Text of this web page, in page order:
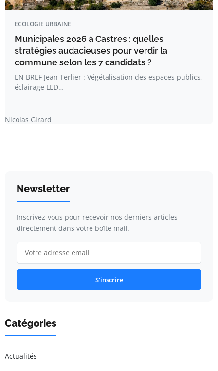
ÉCOLOGIE URBAINE
Municipales 2026 à Castres : quelles
stratégies audacieuses pour verdir la
commune selon les 7 candidats ?
EN BREF Jean Terlier : Végétalisation des espaces publics,
éclairage LED…
Nicolas Girard
Newsletter
Inscrivez-vous pour recevoir nos derniers articles
directement dans votre boîte mail.
S'inscrire
Catégories
Actualités